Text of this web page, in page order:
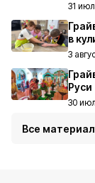
31
в
3
Руси
30
Все